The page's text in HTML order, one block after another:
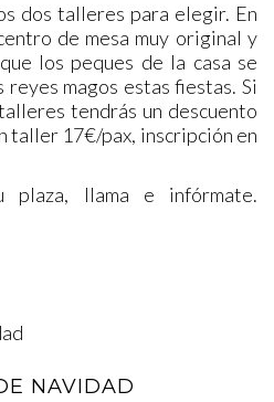
dos talleres para elegir. En
de mesa muy original y
los peques de la casa se
magos estas fiestas. Si
tendrás un descuento
taller 17€/pax, inscripción en
llama e infórmate.
NAVIDAD